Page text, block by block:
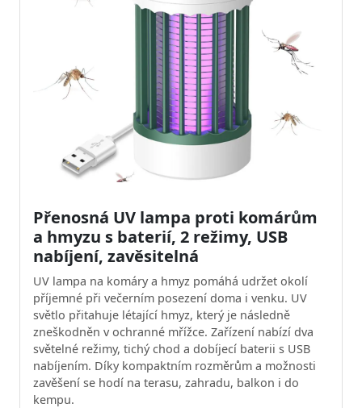
Přenosná UV lampa proti komárům
a hmyzu s baterií, 2 režimy, USB
nabíjení, zavěsitelná
UV lampa na komáry a hmyz pomáhá udržet okolí
příjemné při večerním posezení doma i venku. UV
světlo přitahuje létající hmyz, který je následně
zneškodněn v ochranné mřížce. Zařízení nabízí dva
světelné režimy, tichý chod a dobíjecí baterii s USB
nabíjením. Díky kompaktním rozměrům a možnosti
zavěšení se hodí na terasu, zahradu, balkon i do
kempu.